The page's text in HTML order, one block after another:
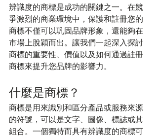
辨識度的商標是成功的關鍵之一。在競
爭激烈的商業環境中，保護和註冊您的
商標不僅可以巩固品牌形象，還能夠在
市場上脫穎而出。讓我們一起深入探討
商標的重要性、價值以及如何通過註冊
商標來提升您品牌的影響力。
什麼是商標？
商標是用來識別和區分產品或服務來源
的符號，可以是文字、圖像、標誌或其
組合。一個獨特而具有辨識度的商標可